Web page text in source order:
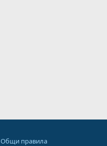
Общи правила